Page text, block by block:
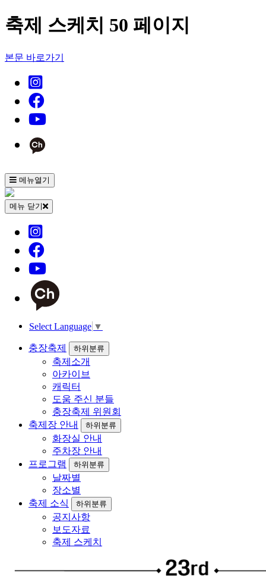
축제 스케치 50 페이지
본문 바로가기
메뉴열기
메뉴 닫기
Select Language ▼
충장축제 하위분류
축제소개
아카이브
캐릭터
도움 주신 분들
충장축제 위원회
축제장 안내
하위분류
화장실 안내
주차장 안내
프로그램
하위분류
날짜별
장소별
축제 소식
하위분류
공지사항
보도자료
축제 스케치